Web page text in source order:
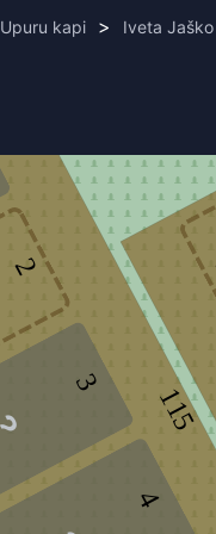
Upuru kapi > Iveta Jaško
115
2
3
4